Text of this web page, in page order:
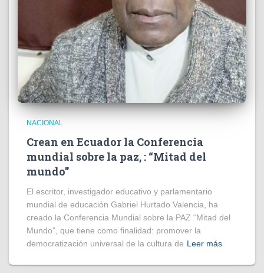
NACIONAL
Crean en Ecuador la Conferencia
mundial sobre la paz, : “Mitad del
mundo”
El escritor, investigador educativo y parlamentario
mundial de educación Gabriel Hurtado Valencia, ha
creado la Conferencia Mundial sobre la PAZ “Mitad del
Mundo”, que tiene como finalidad: promover la
democratización universal de la cultura de Leer más